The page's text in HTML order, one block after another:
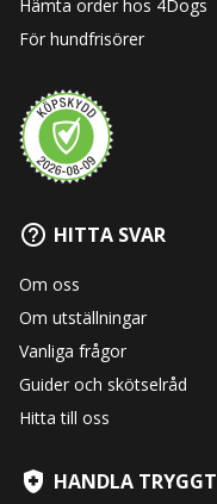
Hämta order hos 4Dogs
För hundfrisörer
HITTA SVAR
Om oss
Om utställningar
Vanliga frågor
Guider och skötselråd
Hitta till oss
HANDLA TRYGGT